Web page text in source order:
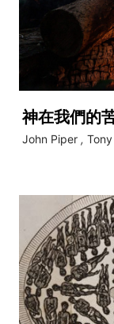
神在我們的
John Piper ,